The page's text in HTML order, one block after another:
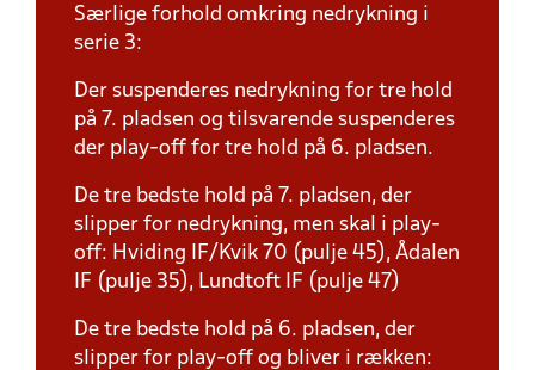
Særlige forhold omkring nedrykning i
serie 3:
Der suspenderes nedrykning for tre hold
på 7. pladsen og tilsvarende suspenderes
der play-off for tre hold på 6. pladsen.
De tre bedste hold på 7. pladsen, der
slipper for nedrykning, men skal i play-
off: Hviding IF/Kvik 70 (pulje 45), Ådalen
IF (pulje 35), Lundtoft IF (pulje 47)
De tre bedste hold på 6. pladsen, der
slipper for play-off og bliver i rækken: